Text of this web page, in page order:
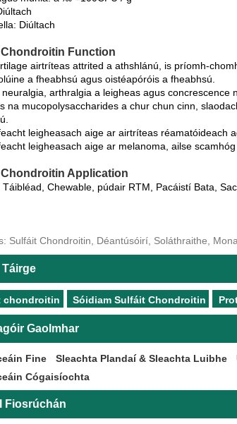
Diúltach
Function
airtríteas attrited a athshlánú, is príomh-
a fheabhsú agus oistéapóróis a fheabhsú.
arthralgia a leigheas agus concrescence
na mucopolysaccharides a chur chun cinn,
leigheasach aige ar airtríteas réamatóideach
leigheasach aige ar melanoma, ailse
Application
Táibléad, Chewable, púdair RTM, Pacáistí Bata,
Sulfáit Chondroitin, Déantúsóirí, Soláthraithe,
chondroitin Sóidiam Sulfáit Chondroitin
Gaolmhar
Fine Sleachta Plandaí & Sleachta Luibhe
Cógaisíochta
Fiosrúchán